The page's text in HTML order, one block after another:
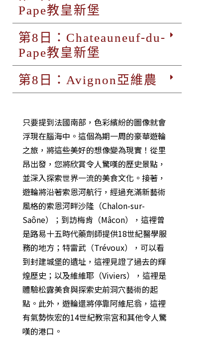
Pape教皇新堡
第8日：Chateauneuf-du-
Pape教皇新堡
第8日：Avignon亞維農
只要提到法國南部，色彩繽紛的圖像就會
浮現在腦海中。這個為期一周的豪華遊輪
之旅，將這些美好的想像變為現實！從里
昂出發，您將欣賞令人驚嘆的歷史景點，
並深入探索世界一流的美食文化。接著，
遊輪將沿著索恩河航行，經過充滿新藝術
風格的索恩河畔沙隆（Chalon-sur-
Saône）；到訪梅肯（Mâcon），這裡曾
是路易十五時代藥劑師提供18世紀醫學服
務的地方；特雷武（Trévoux），可以看
到封建城堡的遺址，這裡見證了過去的輝
煌歷史；以及維維耶（Viviers），這裡是
體驗松露美食與探索史前洞穴藝術的起
點。此外，遊輪還將停靠阿維尼翁，這裡
有氣勢恢宏的14世紀教宗宮和其他令人驚
嘆的港口。